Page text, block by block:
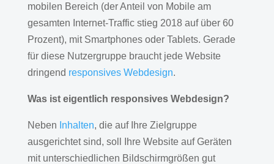
mobilen Bereich (der Anteil von Mobile am
gesamten Internet-Traffic stieg 2018 auf über 60
Prozent), mit Smartphones oder Tablets. Gerade
für diese Nutzergruppe braucht jede Website
dringend responsives Webdesign.
Was ist eigentlich responsives Webdesign?
Neben Inhalten, die auf Ihre Zielgruppe
ausgerichtet sind, soll Ihre Website auf Geräten
mit unterschiedlichen Bildschirmgrößen gut